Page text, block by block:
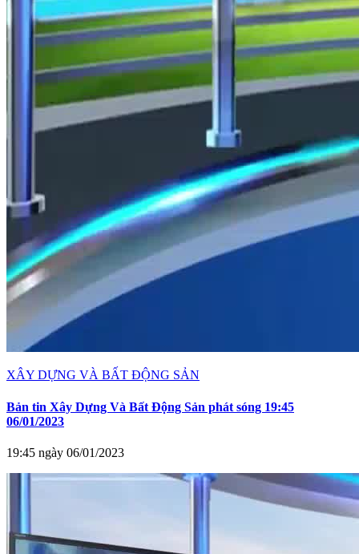
XÂY DỰNG VÀ BẤT ĐỘNG SẢN
Bản tin Xây Dựng Và Bất Động Sản phát sóng 19:45
06/01/2023
19:45 ngày 06/01/2023